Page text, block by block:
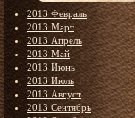
2013 Февраль
2013 Март
2013 Апрель
2013 Май
2013 Июнь
2013 Июль
2013 Август
2013 Сентябрь